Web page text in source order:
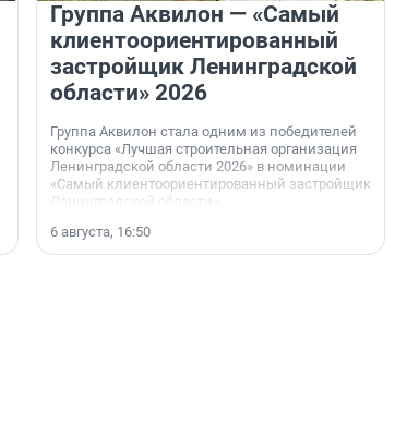
Группа Аквилон — «Самый
клиентоориентированный
застройщик Ленинградской
области» 2026
Группа Аквилон стала одним из победителей
конкурса «Лучшая строительная организация
Ленинградской области 2026» в номинации
«Самый клиентоориентированный застройщик
Ленинградской области».
6 августа, 16:50